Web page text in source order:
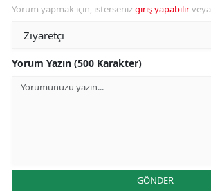
Yorum yapmak için, istersenizgiriş yapabilirveya
Yorum Yazın (500 Karakter)
GÖNDER